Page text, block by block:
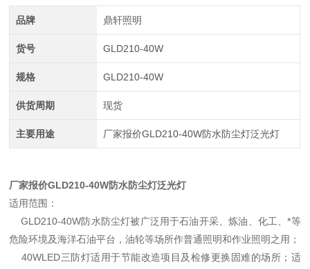
品牌 鼎轩照明
货号 GLD210-40W
规格 GLD210-40W
供货周期 现货
主要用途 厂家报价GLD210-40W防水防尘灯泛光灯
厂家报价GLD210-40W防水防尘灯泛光灯
适用范围：
GLD210-40W防水防尘灯被广泛用于石油开采、炼油、化工、*等
危险环境及海洋石油平台，油轮等场所作普通照明和作业照明之用；
40WLED三防灯适用于节能改造项目及检修更换固难的场所；适